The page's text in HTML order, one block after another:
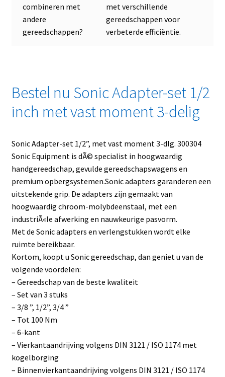
combineren met
andere
gereedschappen?
met verschillende
gereedschappen voor
verbeterde efficiëntie.
Bestel nu Sonic Adapter-set 1/2
inch met vast moment 3-delig
Sonic Adapter-set 1/2”, met vast moment 3-dlg. 300304
Sonic Equipment is dÃ© specialist in hoogwaardig
handgereedschap, gevulde gereedschapswagens en
premium opbergsystemen.Sonic adapters garanderen een
uitstekende grip. De adapters zijn gemaakt van
hoogwaardig chroom-molybdeenstaal, met een
industriÃ«le afwerking en nauwkeurige pasvorm.
Met de Sonic adapters en verlengstukken wordt elke
ruimte bereikbaar.
Kortom, koopt u Sonic gereedschap, dan geniet u van de
volgende voordelen:
– Gereedschap van de beste kwaliteit
– Set van 3 stuks
– 3/8 ”, 1/2”, 3/4 ”
– Tot 100 Nm
– 6-kant
– Vierkantaandrijving volgens DIN 3121 / ISO 1174 met
kogelborging
– Binnenvierkantaandrijving volgens DIN 3121 / ISO 1174